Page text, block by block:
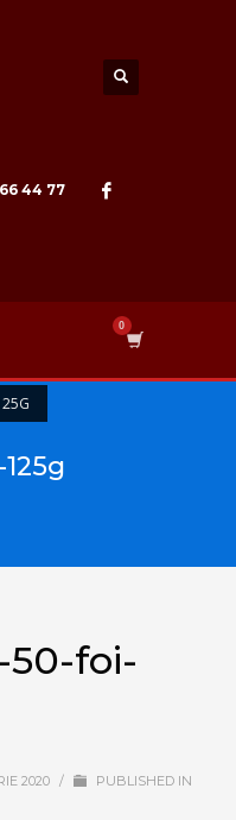
44 77
foi-
2020 / PUBLISHED IN